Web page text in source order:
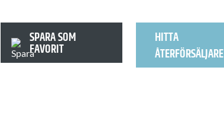
SPARA SOM
FAVORIT
HITTA
ÅTERFÖRSÄLJARE